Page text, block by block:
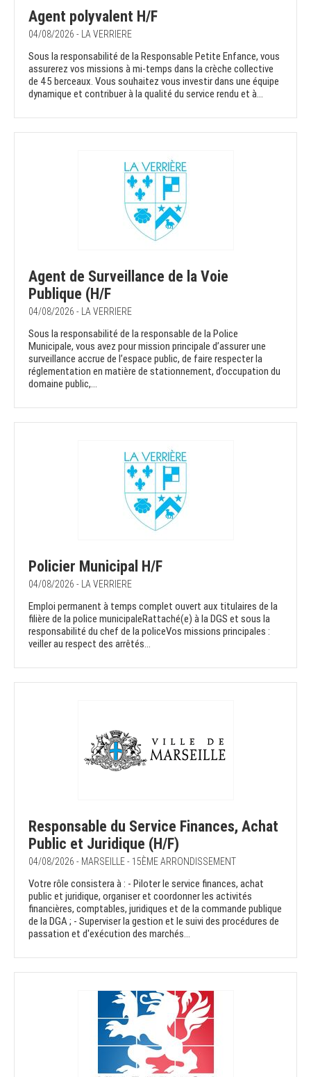
Agent polyvalent H/F
04/08/2026 - LA VERRIERE
Sous la responsabilité de la Responsable Petite Enfance, vous
assurerez vos missions à mi-temps dans la crèche collective
de 45 berceaux. Vous souhaitez vous investir dans une équipe
dynamique et contribuer à la qualité du service rendu et à...
Agent de Surveillance de la Voie
Publique (H/F
04/08/2026 - LA VERRIERE
Sous la responsabilité de la responsable de la Police
Municipale, vous avez pour mission principale d’assurer une
surveillance accrue de l’espace public, de faire respecter la
réglementation en matière de stationnement, d’occupation du
domaine public,...
Policier Municipal H/F
04/08/2026 - LA VERRIERE
Emploi permanent à temps complet ouvert aux titulaires de la
filière de la police municipaleRattaché(e) à la DGS et sous la
responsabilité du chef de la policeVos missions principales :
veiller au respect des arrêtés...
Responsable du Service Finances, Achat
Public et Juridique (H/F)
04/08/2026 - MARSEILLE - 15ÈME ARRONDISSEMENT
Votre rôle consistera à : - Piloter le service finances, achat
public et juridique, organiser et coordonner les activités
financières, comptables, juridiques et de la commande publique
de la DGA ; - Superviser la gestion et le suivi des procédures de
passation et d'exécution des marchés...